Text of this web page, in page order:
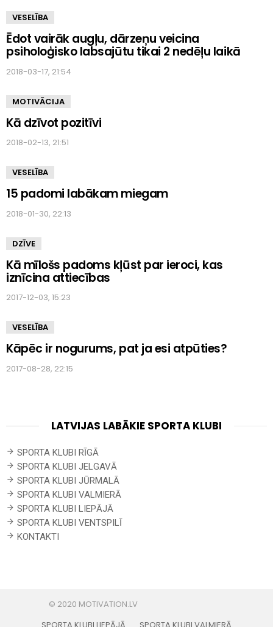
VESELĪBA
Ēdot vairāk augļu, dārzeņu veicina
psiholoģisko labsajūtu tikai 2 nedēļu laikā
2018-03-17, 21:54
MOTIVĀCIJA
Kā dzīvot pozitīvi
2018-02-13, 21:51
VESELĪBA
15 padomi labākam miegam
2018-01-30, 22:13
DZĪVE
Kā mīlošs padoms kļūst par ieroci, kas
iznīcina attiecības
2017-12-03, 15:23
VESELĪBA
Kāpēc ir nogurums, pat ja esi atpūties?
2017-08-28, 22:15
LATVIJAS LABĀKIE SPORTA KLUBI
SPORTA KLUBI RĪGĀ
SPORTA KLUBI JELGAVĀ
SPORTA KLUBI JŪRMALĀ
SPORTA KLUBI VALMIERĀ
SPORTA KLUBI LIEPĀJĀ
SPORTA KLUBI VENTSPILĪ
KONTAKTI